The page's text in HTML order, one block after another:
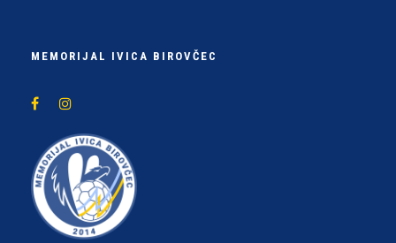
MEMORIJAL IVICA BIROVČEC